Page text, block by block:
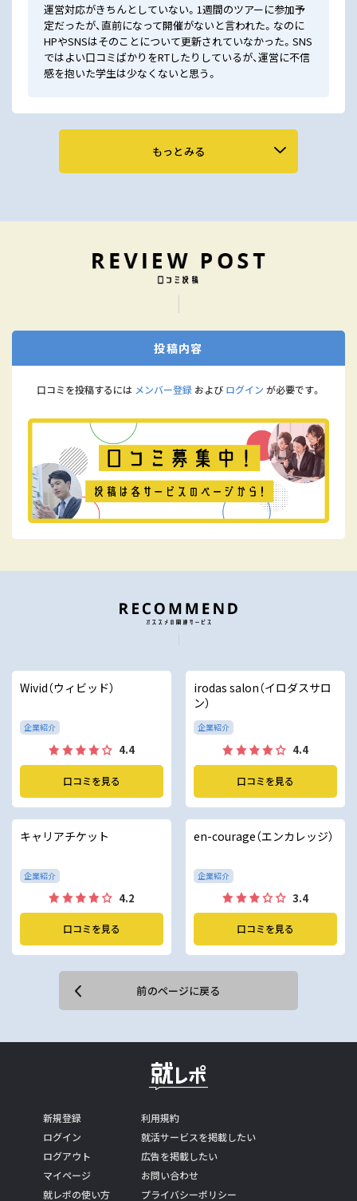
運営対応がきちんとしていない。1週間のツアーに参加予
定だったが、直前になって開催がないと言われた。なのに
HPやSNSはそのことについて更新されていなかった。SNS
ではよい口コミばかりをRTしたりしているが、運営に不信
感を抱いた学生は少なくないと思う。
もっとみる
投稿内容
口コミを投稿するには メンバー登録および ログイン が必要です。
Wivid（ウィビッド）
企業紹介
4.4
口コミを見る
irodas salon（イロダスサロ
ン）
企業紹介
4.4
口コミを見る
キャリアチケット
企業紹介
4.2
口コミを見る
en-courage（エンカレッジ）
企業紹介
3.4
口コミを見る
前のページに戻る
新規登録
ログイン
ログアウト
マイページ
就レポの使い方
利用規約
就活サービスを掲載したい
広告を掲載したい
お問い合わせ
プライバシーポリシー